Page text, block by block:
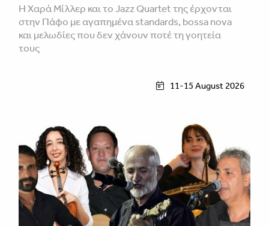
Η Χαρά Μίλλερ και το Jazz Quartet της έρχονται
στην Πάφο με αγαπημένα standards, bossa nova
και μελωδίες που δεν χάνουν ποτέ τη γοητεία
τους
11-15 August 2026